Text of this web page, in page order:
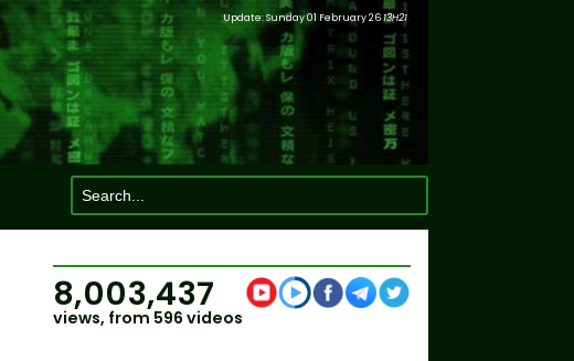
Update: Sunday 01 February 2613H21
8,003,437
views, from 596 videos